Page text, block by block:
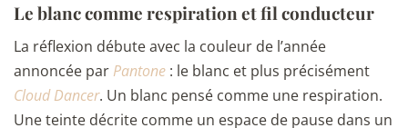
Le blanc comme respiration et fil conducteur
La réflexion débute avec la couleur de l’année
annoncée par Pantone : le blanc et plus précisément
Cloud Dancer. Un blanc pensé comme une respiration.
Une teinte décrite comme un espace de pause dans un